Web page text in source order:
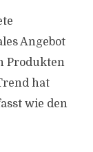
Angebot
Produkten
hat
wie den